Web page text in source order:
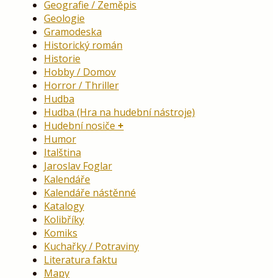
Geografie / Zeměpis
Geologie
Gramodeska
Historický román
Historie
Hobby / Domov
Horror / Thriller
Hudba
Hudba (Hra na hudební nástroje)
Hudební nosiče
Humor
Italština
Jaroslav Foglar
Kalendáře
Kalendáře nástěnné
Katalogy
Kolibříky
Komiks
Kuchařky / Potraviny
Literatura faktu
Mapy